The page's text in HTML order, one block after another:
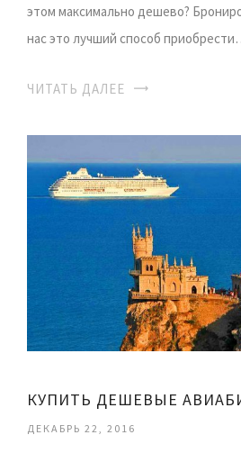
этом максимально дешево?
нас это лучший способ
ЧИТАТЬ ДАЛЕЕ
КУПИТЬ ДЕШЕВЫЕ
ДЕКАБРЬ 22, 2016